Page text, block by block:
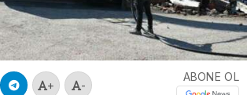
+ -
ABONE OL